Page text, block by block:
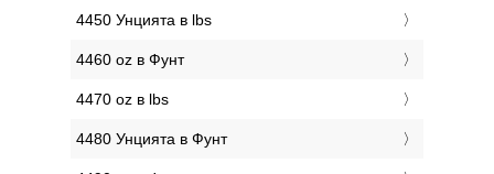
4450 Унцията в lbs
4460 oz в Фунт
4470 oz в lbs
4480 Унцията в Фунт